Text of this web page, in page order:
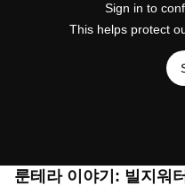
Sign in to
This helps protect
룬테라 이야기: 빌지워